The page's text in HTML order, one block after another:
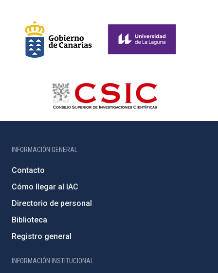
INFORMACIÓN GENERAL
Contacto
Cómo llegar al IAC
Directorio de personal
Biblioteca
Registro general
INFORMACIÓN INSTITUCIONAL